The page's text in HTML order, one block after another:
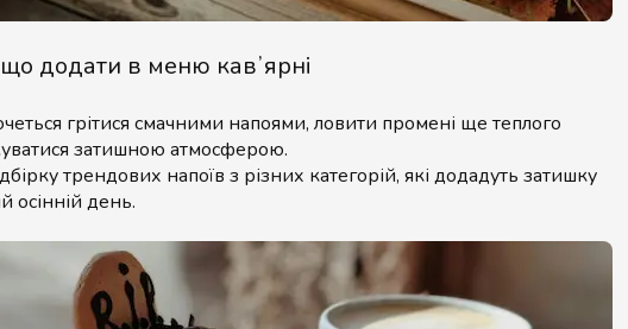
додати в меню кавʼярні
грітися смачними напоями, ловити промені ще теплого
затишною атмосферою.
трендових напоїв з різних категорій, які додадуть затишку
осінній день.